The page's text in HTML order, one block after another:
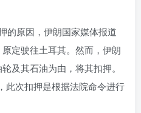
的原因，伊朗国家媒体报道
定驶往土耳其。然而，伊朗
及其石油为由，将其扣押。
此次扣押是根据法院命令进行